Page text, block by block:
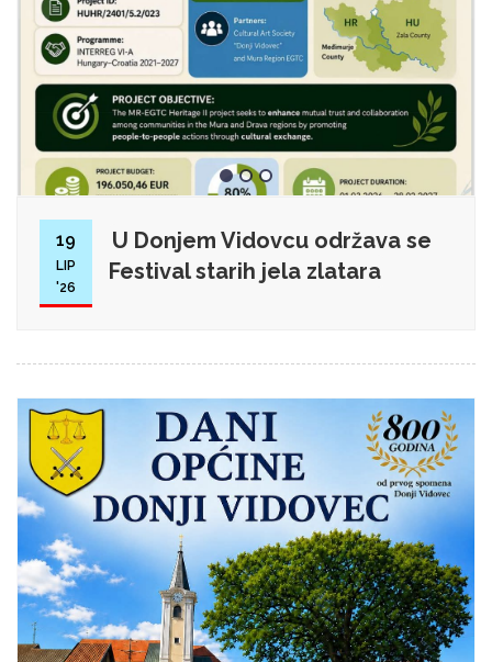
19
LIP
'26
U Donjem Vidovcu održava se
Festival starih jela zlatara